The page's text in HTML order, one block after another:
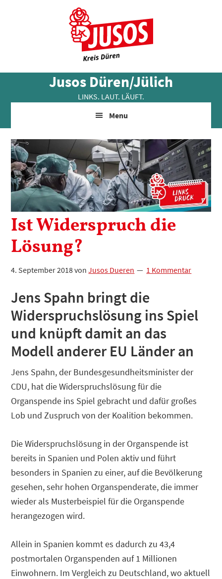
Jusos Düren/Jülich
LINKS. LAUT. LÄUFT.
Menu
Ist Widerspruch die
Lösung?
4. September 2018vonJusos Dueren 1 Kommentar
Jens Spahn bringt die
Widerspruchslösung ins Spiel
und knüpft damit an das
Modell anderer EU Länder an
Jens Spahn, der Bundesgesundheitsminister der
CDU, hat die Widerspruchslösung für die
Organspende ins Spiel gebracht und dafür großes
Lob und Zuspruch von der Koalition bekommen.
Die Widerspruchslösung in der Organspende ist
bereits in Spanien und Polen aktiv und führt
besonders in Spanien zu einer, auf die Bevölkerung
gesehen, sehr hohen Organspenderate, die immer
wieder als Musterbeispiel für die Organspende
herangezogen wird.
Allein in Spanien kommt es dadurch zu 43,4
postmortalen Organspenden auf 1 Millionen
Einwohnern. Im Vergleich zu Deutschland, wo aktuell